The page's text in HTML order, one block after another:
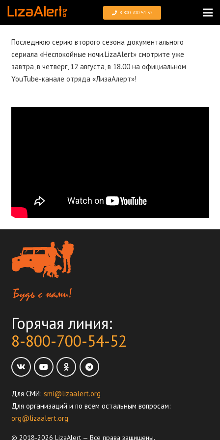
8 800 700 54 52
Последнюю серию второго сезона документального
сериала «Неспокойные ночи.LizaAlert» смотрите уже
завтра, в четверг, 12 августа, в 18.00 на официальном
YouTube-канале отряда «ЛизаАлерт»!
Горячая линия:
8-800-700-54-52
Для СМИ: smi@lizaalert.org
Для организаций и по всем остальным вопросам:
org@lizaalert.org
© 2018-2026 LizaAlert — Все права защищены.